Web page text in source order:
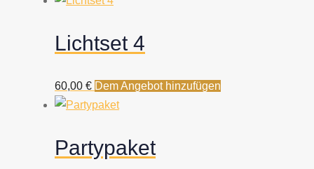
Lichtset 4
60,00 € Dem Angebot hinzufügen
Partypaket